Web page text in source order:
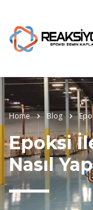
Home Blog
Epoksi
Nasıl